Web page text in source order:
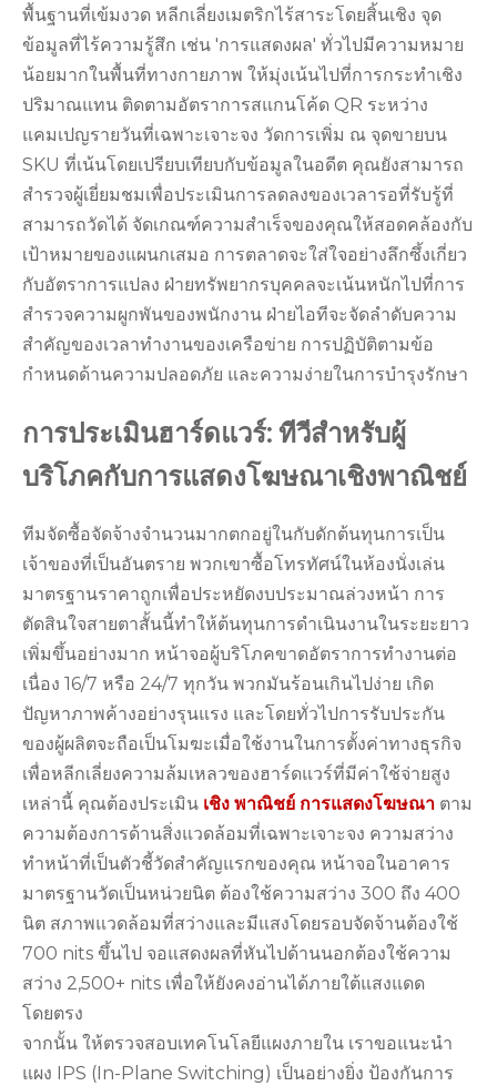
พื้นฐานที่เข้มงวด หลีกเลี่ยงเมตริกไร้สาระโดยสิ้นเชิง จุด
ข้อมูลที่ไร้ความรู้สึก เช่น 'การแสดงผล' ทั่วไปมีความหมาย
น้อยมากในพื้นที่ทางกายภาพ ให้มุ่งเน้นไปที่การกระทำเชิง
ปริมาณแทน ติดตามอัตราการสแกนโค้ด QR ระหว่าง
แคมเปญรายวันที่เฉพาะเจาะจง วัดการเพิ่ม ณ จุดขายบน
SKU ที่เน้นโดยเปรียบเทียบกับข้อมูลในอดีต คุณยังสามารถ
สำรวจผู้เยี่ยมชมเพื่อประเมินการลดลงของเวลารอที่รับรู้ที่
สามารถวัดได้ จัดเกณฑ์ความสำเร็จของคุณให้สอดคล้องกับ
เป้าหมายของแผนกเสมอ การตลาดจะใส่ใจอย่างลึกซึ้งเกี่ยว
กับอัตราการแปลง ฝ่ายทรัพยากรบุคคลจะเน้นหนักไปที่การ
สำรวจความผูกพันของพนักงาน ฝ่ายไอทีจะจัดลำดับความ
สำคัญของเวลาทำงานของเครือข่าย การปฏิบัติตามข้อ
กำหนดด้านความปลอดภัย และความง่ายในการบำรุงรักษา
การประเมินฮาร์ดแวร์: ทีวีสำหรับผู้
บริโภคกับการแสดงโฆษณาเชิงพาณิชย์
ทีมจัดซื้อจัดจ้างจำนวนมากตกอยู่ในกับดักต้นทุนการเป็น
เจ้าของที่เป็นอันตราย พวกเขาซื้อโทรทัศน์ในห้องนั่งเล่น
มาตรฐานราคาถูกเพื่อประหยัดงบประมาณล่วงหน้า การ
ตัดสินใจสายตาสั้นนี้ทำให้ต้นทุนการดำเนินงานในระยะยาว
เพิ่มขึ้นอย่างมาก หน้าจอผู้บริโภคขาดอัตราการทำงานต่อ
เนื่อง 16/7 หรือ 24/7 ทุกวัน พวกมันร้อนเกินไปง่าย เกิด
ปัญหาภาพค้างอย่างรุนแรง และโดยทั่วไปการรับประกัน
ของผู้ผลิตจะถือเป็นโมฆะเมื่อใช้งานในการตั้งค่าทางธุรกิจ
เพื่อหลีกเลี่ยงความล้มเหลวของฮาร์ดแวร์ที่มีค่าใช้จ่ายสูง
เหล่านี้ คุณต้องประเมิน เชิง พาณิชย์ การแสดงโฆษณา ตาม
ความต้องการด้านสิ่งแวดล้อมที่เฉพาะเจาะจง ความสว่าง
ทำหน้าที่เป็นตัวชี้วัดสำคัญแรกของคุณ หน้าจอในอาคาร
มาตรฐานวัดเป็นหน่วยนิต ต้องใช้ความสว่าง 300 ถึง 400
นิต สภาพแวดล้อมที่สว่างและมีแสงโดยรอบจัดจ้านต้องใช้
700 nits ขึ้นไป จอแสดงผลที่หันไปด้านนอกต้องใช้ความ
สว่าง 2,500+ nits เพื่อให้ยังคงอ่านได้ภายใต้แสงแดด
โดยตรง
จากนั้น ให้ตรวจสอบเทคโนโลยีแผงภายใน เราขอแนะนำ
แผง IPS (In-Plane Switching) เป็นอย่างยิ่ง ป้องกันการ